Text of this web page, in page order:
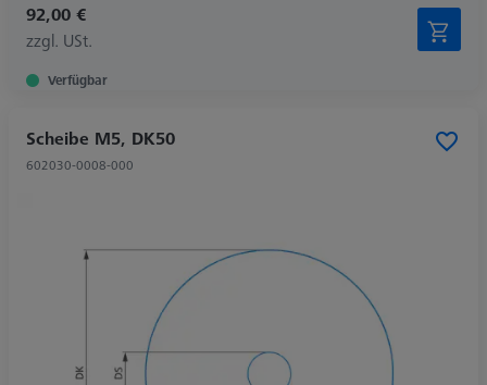
92,00 €
zzgl. USt.
Verfügbar
Scheibe M5, DK50
602030-0008-000